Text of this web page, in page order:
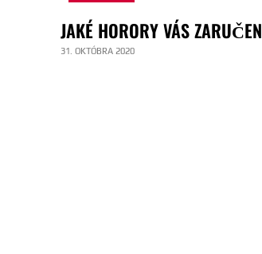
JAKÉ HORORY VÁS
31. OKTÓBRA 2020